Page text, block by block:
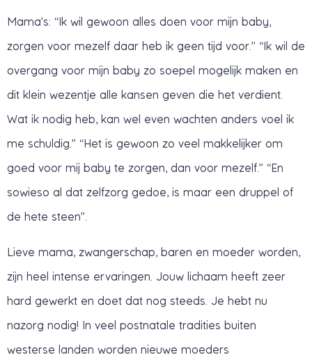
Mama’s: “Ik wil gewoon alles doen voor mijn baby,
zorgen voor mezelf daar heb ik geen tijd voor.” “Ik wil de
overgang voor mijn baby zo soepel mogelijk maken en
dit klein wezentje alle kansen geven die het verdient.
Wat ik nodig heb, kan wel even wachten anders voel ik
me schuldig.” “Het is gewoon zo veel makkelijker om
goed voor mij baby te zorgen, dan voor mezelf.” “En
sowieso al dat zelfzorg gedoe, is maar een druppel of
de hete steen”.
Lieve mama, zwangerschap, baren en moeder worden,
zijn heel intense ervaringen. Jouw lichaam heeft zeer
hard gewerkt en doet dat nog steeds. Je hebt nu
nazorg nodig! In veel postnatale tradities buiten
westerse landen worden nieuwe moeders